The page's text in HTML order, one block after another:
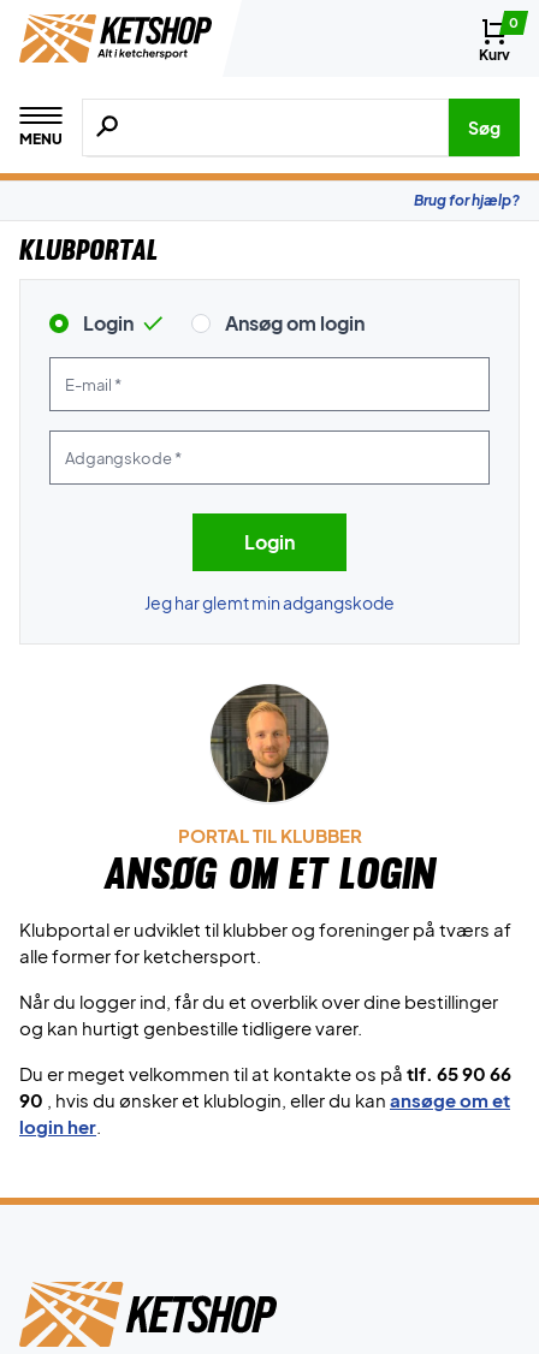
0
Kurv
MENU
Søg efter produkter, mærker etc.
Søg
Brug for hjælp?
Klubportal
Login Ansøg om login
Jeg har glemt min adgangskode
PORTAL TIL KLUBBER
Ansøg om et login
Klubportal er udviklet til klubber og foreninger på tværs af
alle former for ketchersport.
Når du logger ind, får du et overblik over dine bestillinger
og kan hurtigt genbestille tidligere varer.
Du er meget velkommen til at kontakte os på tlf. 65 90 66
90
, hvis du ønsker et klublogin, eller du kan ansøge om et
login her